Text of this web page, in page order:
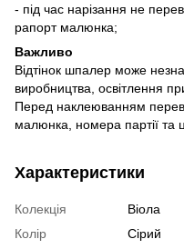
- під час нарізання не
рапорт малюнка;
Важливо
Відтінок шпалер може
виробництва, освітлення
Перед наклеюванням
малюнка, номера партії та
Характеристики
Колекція
Віола
Колір
Сірий